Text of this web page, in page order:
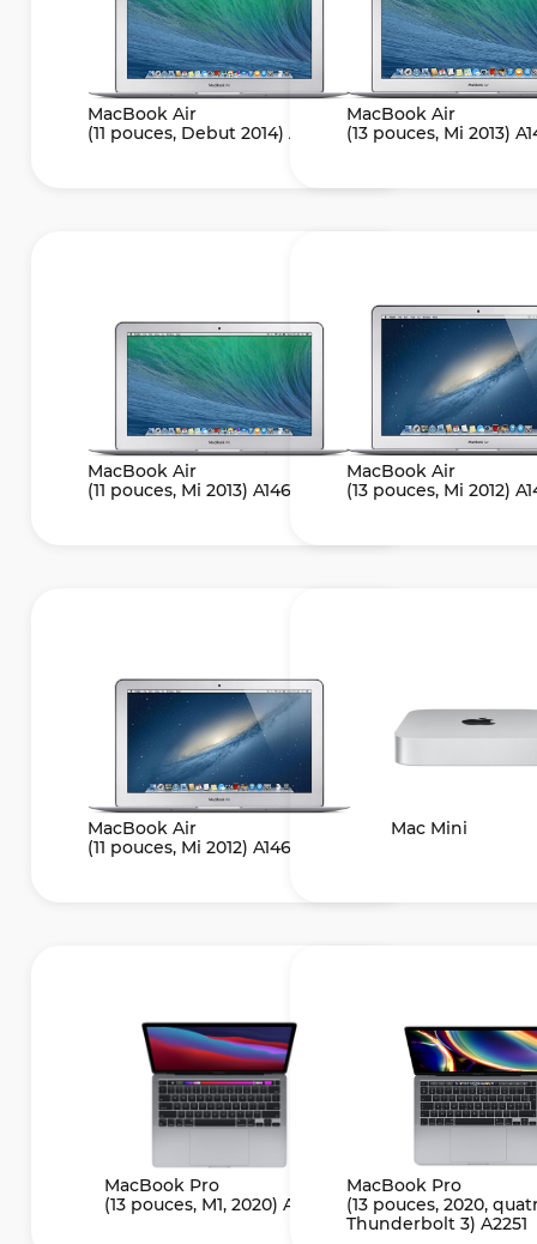
MacBook Air
(11 pouces, Debut 2014) A1465
MacBook Air
(13 pouces, Mi 2013)
MacBook Air
(11 pouces, Mi 2013) A1465
MacBook Air
(13 pouces, Mi 2012)
MacBook Air
(11 pouces, Mi 2012) A1465
Mac Mini
MacBook Pro
(13 pouces, M1, 2020) A2338
MacBook Pro
(13 pouces, 2020,
Thunderbolt 3) A2251